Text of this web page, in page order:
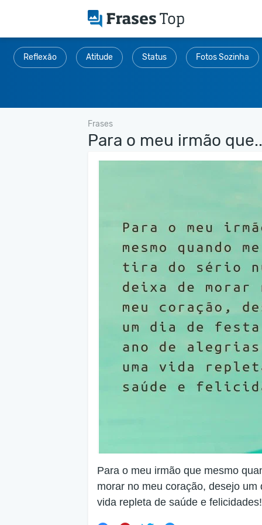
Reflexão Atitude Status Fotos Sozinha
Frases
Para o meu irmão
Para o meu irmão que mesmo
morar no meu coração, desejo
vida repleta de saúde e felicidades!